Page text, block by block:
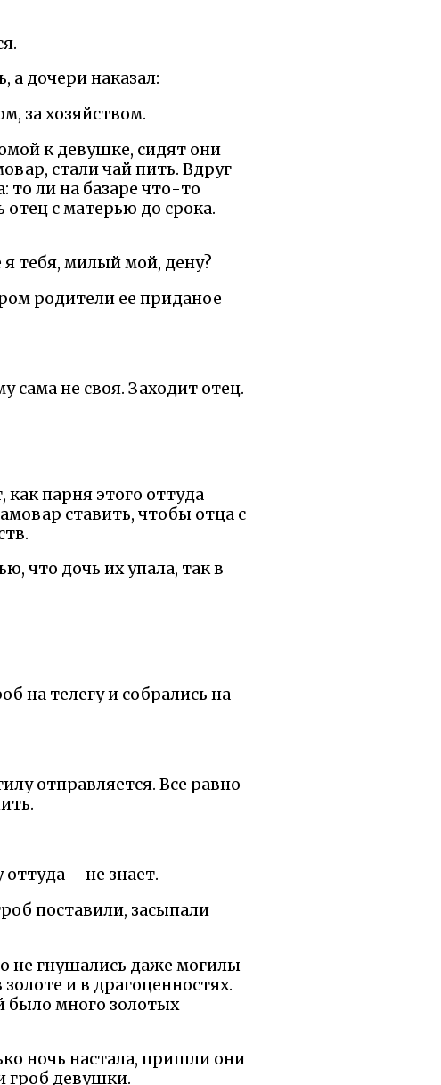
а дочери наказал:
за хозяйством.
к девушке, сидят они
стали чай пить. Вдруг
то ли на базаре что-то
отец с матерью до срока.
я тебя, милый мой, дену?
родители ее приданое
сама не своя. Заходит отец.
парня этого оттуда
ставить, чтобы отца с
что дочь их упала, так в
на телегу и собрались на
отправляется. Все равно
– не знает.
поставили, засыпали
не гнушались даже могилы
и в драгоценностях.
было много золотых
ночь настала, пришли они
гроб девушки.